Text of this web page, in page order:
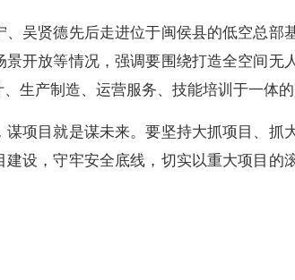
贤德先后走进位于闽侯县的低空总部
开放等情况，强调要围绕打造全空间
生产制造、运营服务、技能培训于一体
目就是谋未来。要坚持大抓项目、抓
设，守牢安全底线，切实以重大项目